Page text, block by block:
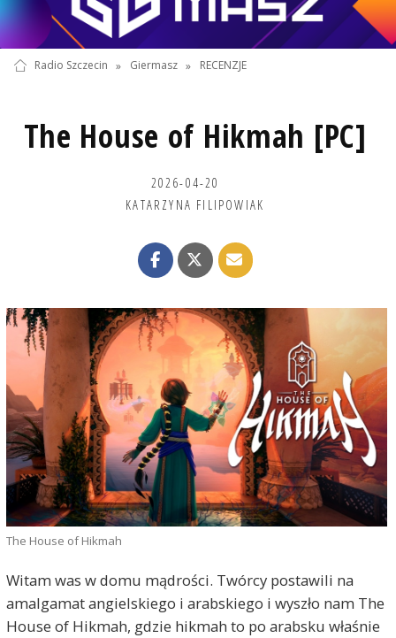
Radio Szczecin » Giermasz » RECENZJE
The House of Hikmah [PC]
2026-04-20
KATARZYNA FILIPOWIAK
The House of Hikmah
Witam was w domu mądrości. Twórcy postawili na
amalgamat angielskiego i arabskiego i wyszło nam The
House of Hikmah, gdzie hikmah to po arabsku właśnie